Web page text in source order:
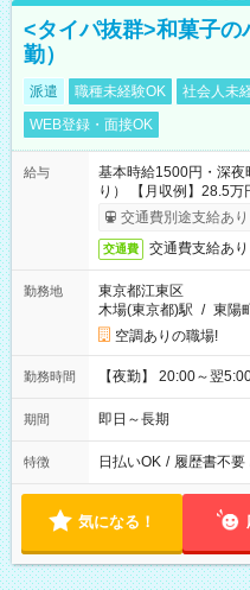
<タイパ抜群>和菓子
勤）
派遣 職種未経験OK 社会人未
WEB登録・面接OK
給与
基本時給1500円・深
り） 【月収例】28.5
合）交通費別途支給あり
交通費 交通費支給あり
勤務地
東京都江東区
木場(東京都)駅 / 東陽
空調ありの職場!
勤務時間 【夜勤】 20:00～翌
期間 即日～長期
特徴 日払いOK / 履歴書不要
気になる！